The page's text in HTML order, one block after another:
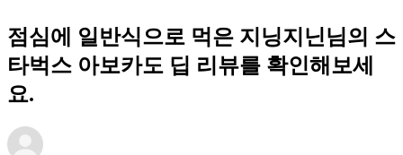
점심에 일반식으로 먹은 지닝지닌님의 스
타벅스 아보카도 딥 리뷰를 확인해보세
요.